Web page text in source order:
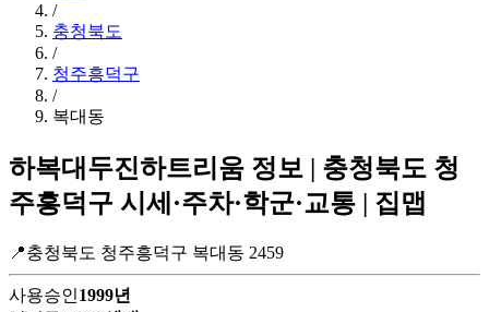
/
충청북도
/
청주흥덕구
/
복대동
하복대두진하트리움 정보 | 충청북도 청
주흥덕구 시세·주차·학군·교통 | 집맵
📍충청북도 청주흥덕구 복대동 2459
사용승인1999년